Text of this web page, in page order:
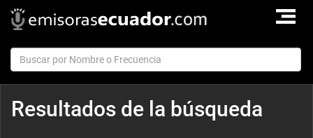
TOGGLE
Resultados de la búsqueda